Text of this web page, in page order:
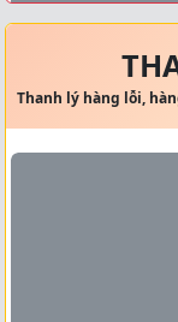
Thanh lý hàng lỗi,